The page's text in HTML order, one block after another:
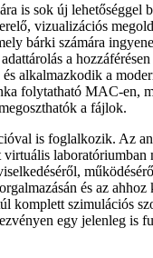
is sok új
vizualizációs
bárki számára
a
alkalmazkodik a
folytatható MAC-en,
a fájlok.
is foglalkozik. Az
virtuális
és az
komplett szimulációs
egy jelenleg is